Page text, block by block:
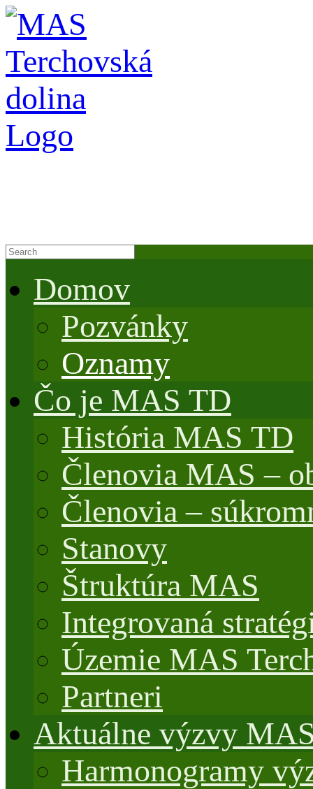
Domov
Pozvánky
Oznamy
Čo je MAS TD
História MAS TD
Členovia MAS –
Členovia –
Stanovy
Štruktúra MAS
Integrovaná
Územie MAS
Partneri
Aktuálne výzvy
Harmonogramy